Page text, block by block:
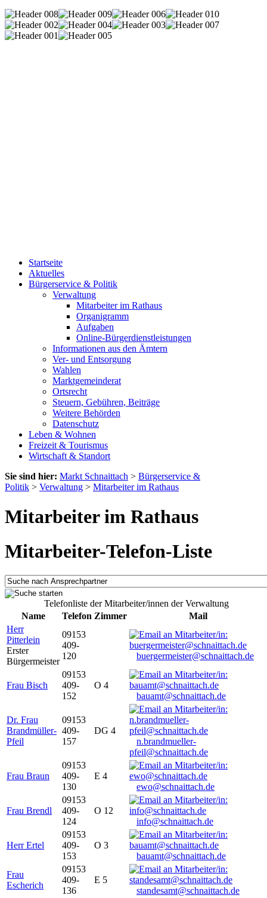
Startseite
Aktuelles
Bürgerservice & Politik
Verwaltung
Mitarbeiter im Rathaus
Organigramm
Aufgaben
Online-Bürgerdienstleistungen
Informationen aus den Ämtern
Ver- und Entsorgung
Wahlen
Marktgemeinderat
Ortsrecht
Steuern, Gebühren, Beiträge
Weitere Behörden
Datenschutz
Leben & Wohnen
Freizeit & Tourismus
Wirtschaft & Standort
Sie sind hier: Markt Schnaittach > Bürgerservice &
Politik > Verwaltung > Mitarbeiter im Rathaus
Mitarbeiter im Rathaus
Mitarbeiter-Telefon-Liste
Telefonliste der Mitarbeiter/innen der Verwaltung
Name
Telefon Zimmer
Mail
Herr
Pitterlein
Erster
Bürgermeister
09153
409-
120
buergermeister@schnaittach.de
Frau Bisch
09153
409-
152
O 4
bauamt@schnaittach.de
Dr. Frau
Brandmüller-
Pfeil
09153
409-
157
DG 4
n.brandmueller-
pfeil@schnaittach.de
Frau Braun
09153
409-
130
E 4
ewo@schnaittach.de
Frau Brendl
09153
409-
124
O 12
info@schnaittach.de
Herr Ertel
09153
409-
153
O 3
bauamt@schnaittach.de
Frau
Escherich
09153
409-
136
E 5
standesamt@schnaittach.de